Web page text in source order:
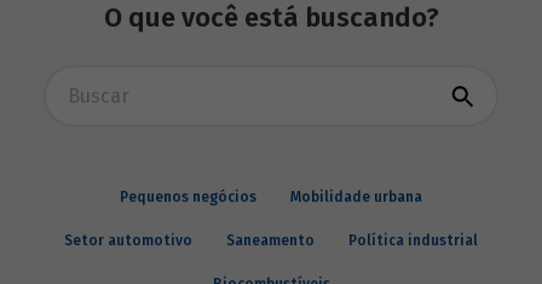
O que você está buscando?
Pequenos negócios Mobilidade urbana
Setor automotivo Saneamento Política industrial